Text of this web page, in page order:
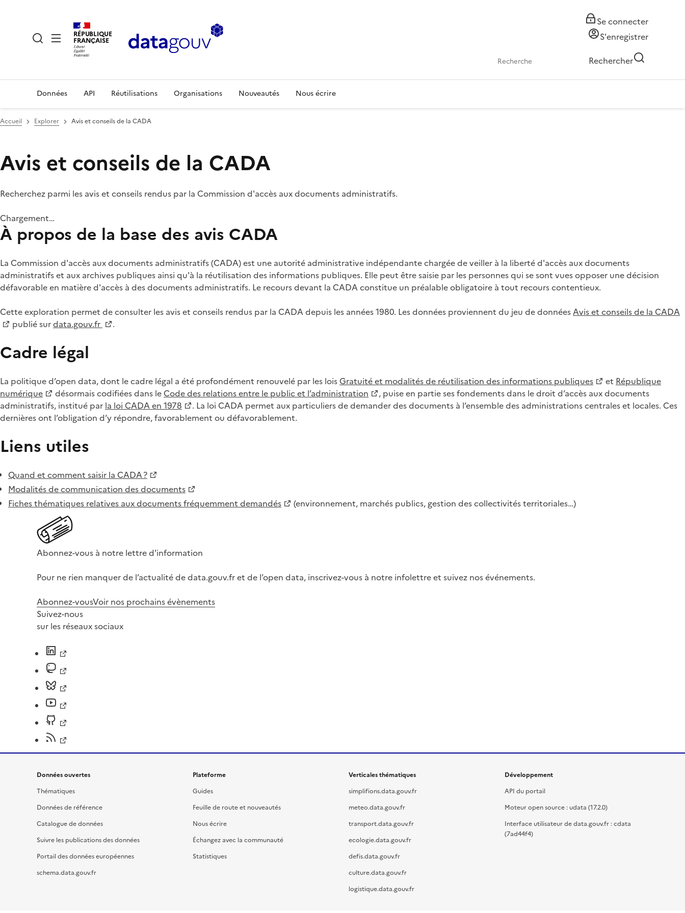
RÉPUBLIQUE
FRANÇAISE
Se connecter
S'enregistrer
Rechercher
Données API Réutilisations Organisations Nouveautés Nous écrire
Accueil Explorer Avis et conseils de la CADA
Avis et conseils de la CADA
Recherchez parmi les avis et conseils rendus par la Commission d'accès aux documents administratifs.
Chargement…
À propos de la base des avis CADA
La Commission d'accès aux documents administratifs (CADA) est une autorité administrative indépendante chargée de veiller à la liberté d'accès aux documents
administratifs et aux archives publiques ainsi qu'à la réutilisation des informations publiques. Elle peut être saisie par les personnes qui se sont vues opposer une décision
défavorable en matière d'accès à des documents administratifs. Le recours devant la CADA constitue un préalable obligatoire à tout recours contentieux.
Cette exploration permet de consulter les avis et conseils rendus par la CADA depuis les années 1980. Les données proviennent du jeu de donnéesAvis et conseils de la CADA
publié surdata.gouv.fr .
Cadre légal
La politique d’open data, dont le cadre légal a été profondément renouvelé par les loisGratuité et modalités de réutilisation des informations publiques et République
numérique
désormais codifiées dans le Code des relations entre le public et l’administration
, puise en partie ses fondements dans le droit d’accès aux documents
administratifs, institué par la loi CADA en 1978
. La loi CADA permet aux particuliers de demander des documents à l’ensemble des administrations centrales et locales. Ces
dernières ont l’obligation d’y répondre, favorablement ou défavorablement.
Liens utiles
Quand et comment saisir la CADA ?
Modalités de communication des documents
Fiches thématiques relatives aux documents fréquemment demandés
(environnement, marchés publics, gestion des collectivités territoriales…)
Abonnez-vous à notre lettre d'information
Pour ne rien manquer de l’actualité de data.gouv.fr et de l’open data, inscrivez-vous à notre infolettre et suivez nos événements.
Abonnez-vousVoir nos prochains évènements
Suivez-nous
sur les réseaux sociaux
Données ouvertes
Thématiques
Données de référence
Catalogue de données
Suivre les publications des données
Portail des données européennes
schema.data.gouv.fr
Plateforme
Guides
Feuille de route et nouveautés
Nous écrire
Échangez avec la communauté
Statistiques
Verticales thématiques
simplifions.data.gouv.fr
meteo.data.gouv.fr
transport.data.gouv.fr
ecologie.data.gouv.fr
defis.data.gouv.fr
culture.data.gouv.fr
logistique.data.gouv.fr
Développement
API du portail
Moteur open source : udata (17.2.0)
Interface utilisateur de data.gouv.fr : cdata
(7ad44f4)